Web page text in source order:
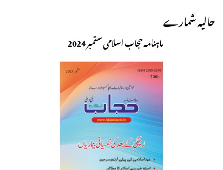
حالیہ شمارے
ماہنامہ حجاب اسلامی ستمبر 2024